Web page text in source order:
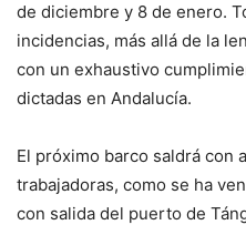
de diciembre y 8 de enero.
incidencias, más allá de la
con un exhaustivo
dictadas en Andalucía.
El próximo barco saldrá con
trabajadoras, como se ha
con salida del puerto de